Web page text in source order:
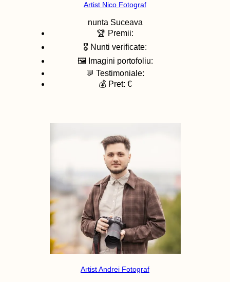
Artist Nico Fotograf
nunta Suceava
🏆 Premii:
🎖️ Nunti verificate:
🖼️ Imagini portofoliu:
💬 Testimoniale:
💰 Pret: €
Artist Andrei Fotograf